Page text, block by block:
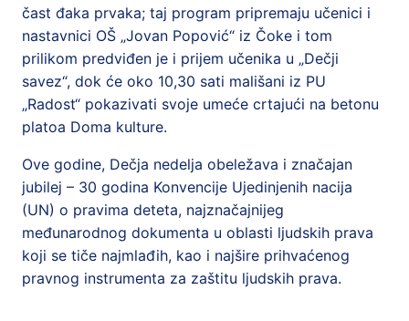
čast đaka prvaka; taj program pripremaju učenici i
nastavnici OŠ „Jovan Popović“ iz Čoke i tom
prilikom predviđen je i prijem učenika u „Dečji
savez“, dok će oko 10,30 sati mališani iz PU
„Radost“ pokazivati svoje umeće crtajući na betonu
platoa Doma kulture.
Ove godine, Dečja nedelja obeležava i značajan
jubilej – 30 godina Konvencije Ujedinjenih nacija
(UN) o pravima deteta, najznačajnijeg
međunarodnog dokumenta u oblasti ljudskih prava
koji se tiče najmlađih, kao i najšire prihvaćenog
pravnog instrumenta za zaštitu ljudskih prava.